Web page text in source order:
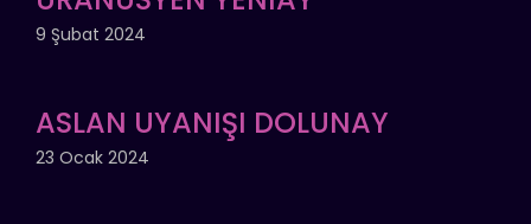
9 Şubat 2024
ASLAN UYANIŞI DOLUNAY
23 Ocak 2024